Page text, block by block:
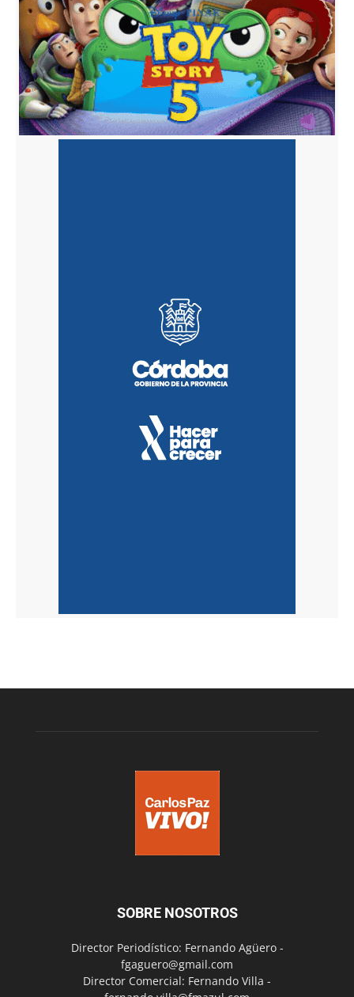
SOBRE NOSOTROS
Director Periodístico: Fernando Agüero -
fgaguero@gmail.com
Director Comercial: Fernando Villa -